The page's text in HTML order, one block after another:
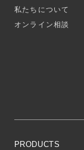
私たちについて
オンライン相談
PRODUCTS